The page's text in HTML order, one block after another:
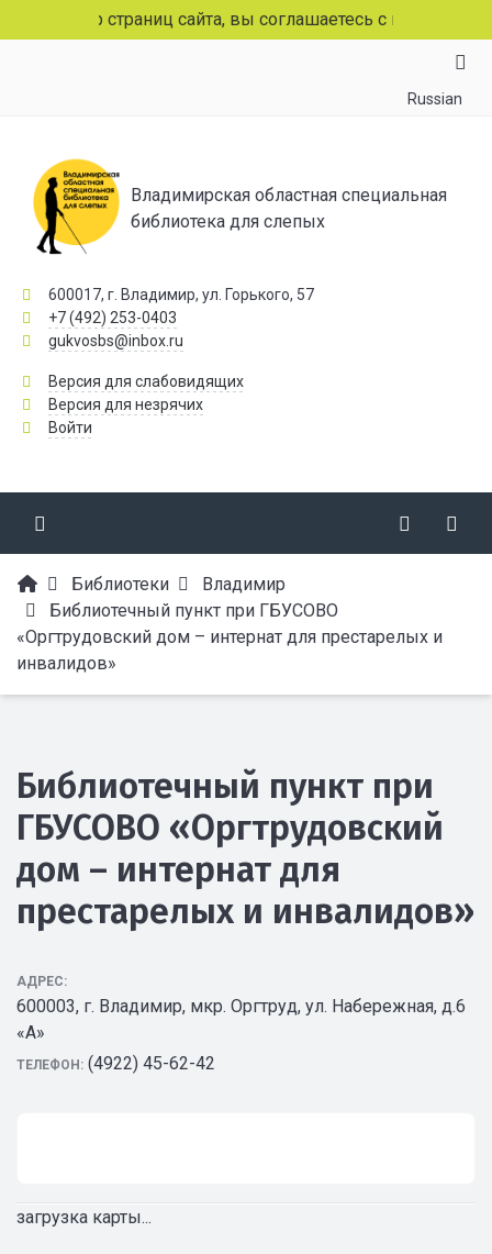
просмотр страниц сайта, вы соглашаетесь с
Russian
Владимирская областная специальная
библиотека для слепых
600017, г. Владимир, ул. Горького, 57
+7 (492) 253-0403
gukvosbs@inbox.ru
Версия для слабовидящих
Версия для незрячих
Войти
Библиотеки
Владимир
Библиотечный пункт при ГБУСОВО
«Оргтрудовский дом – интернат для престарелых и
инвалидов»
Библиотечный пункт при
ГБУСОВО «Оргтрудовский
дом – интернат для
престарелых и инвалидов»
АДРЕС:
600003, г. Владимир, мкр. Оргтруд, ул. Набережная, д.6
«А»
ТЕЛЕФОН: (4922) 45-62-42
загрузка карты...